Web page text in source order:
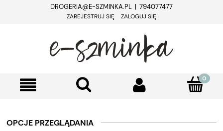
DROGERIA@E-SZMINKA.PL | 794077477
ZAREJESTRUJ SIĘ ZALOGUJ SIĘ
OPCJE PRZEGLĄDANIA